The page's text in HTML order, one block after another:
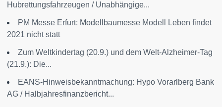
Hubrettungsfahrzeugen / Unabhängige...
PM Messe Erfurt: Modellbaumesse Modell Leben findet
2021 nicht statt
Zum Weltkindertag (20.9.) und dem Welt-Alzheimer-Tag
(21.9.): Die...
EANS-Hinweisbekanntmachung: Hypo Vorarlberg Bank
AG / Halbjahresfinanzbericht...